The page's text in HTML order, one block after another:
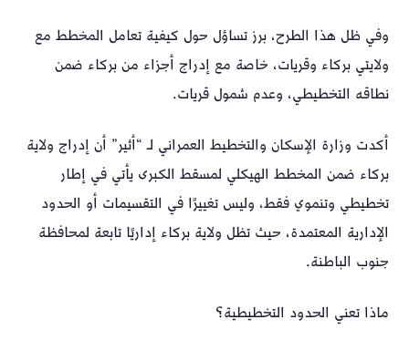
وفي ظل هذا الطرح، برز تساؤل حول كيفية تعامل المخطط مع
ولايتي بركاء وقريات، خاصة مع إدراج أجزاء من بركاء ضمن
نطاقه التخطيطي، وعدم شمول قريات.
أكدت وزارة الإسكان والتخطيط العمراني لـ “أثير” أن إدراج ولاية
بركاء ضمن المخطط الهيكلي لمسقط الكبرى يأتي في إطار
تخطيطي وتنموي فقط، وليس تغييرًا في التقسيمات أو الحدود
الإدارية المعتمدة، حيث تظل ولاية بركاء إداريًا تابعة لمحافظة
جنوب الباطنة.
ماذا تعني الحدود التخطيطية؟